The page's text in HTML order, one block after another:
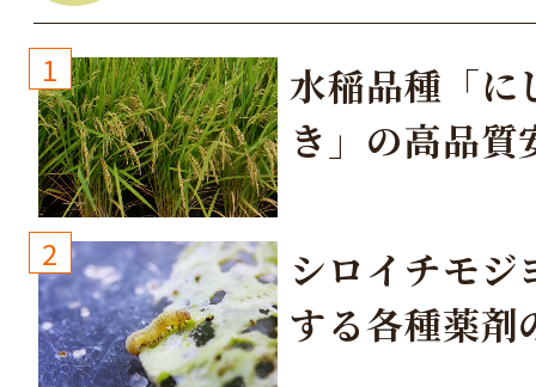
1
水稲品種「に
き」の高品質
2
シロイチモジ
する各種薬剤